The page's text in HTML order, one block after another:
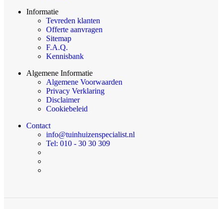
Informatie
Tevreden klanten
Offerte aanvragen
Sitemap
F.A.Q.
Kennisbank
Algemene Informatie
Algemene Voorwaarden
Privacy Verklaring
Disclaimer
Cookiebeleid
Contact
info@tuinhuizenspecialist.nl
Tel: 010 - 30 30 309